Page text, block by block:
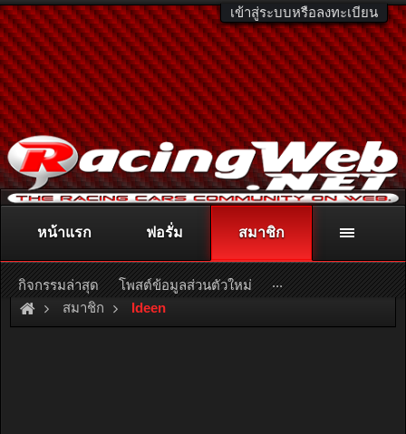
เข้าสู่ระบบหรือลงทะเบียน
ติดต่อลงโฆษณา racingweb@gmail.comหรือโทร. 081-811-1138
หรืออ่านรายละเอียดเพิ่มเติม คลิกที่นี่
สมาชิก Ideen
หน้าแรก ฟอรั่ม สมาชิก
กิจกรรมล่าสุด โพสต์ข้อมูลส่วนตัวใหม่ ...